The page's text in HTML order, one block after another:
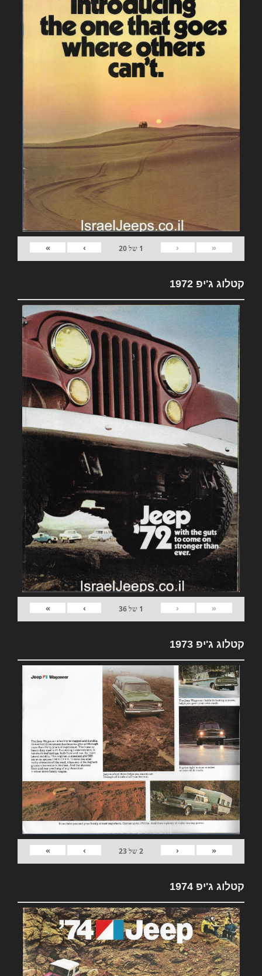
«
‹
1 של20
›
»
קטלוג ג'יפ 1972
«
‹
1 של36
›
»
קטלוג ג'יפ 1973
«
‹
2של23
›
»
קטלוג ג'יפ 1974